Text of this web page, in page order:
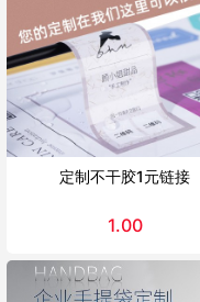
定制不干胶1元链接
1.00